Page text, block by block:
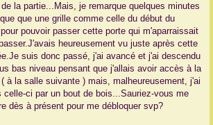
la partie...Mais, je remarque quelques minutes
que une grille comme celle du début du
pouvoir passer cette porte qui m'aparraissait
heureusement vu juste après cette
suis donc passé, j'ai avancé et j'ai descendu
bas niveau pensant que j'allais avoir accès à la
à la salle suivante ) mais, malheureusement, j'ai
celle-ci par un bout de bois...Sauriez-vous me
dès à présent pour me débloquer svp?